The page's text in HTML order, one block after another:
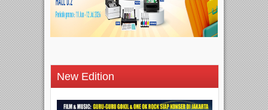
New Edition